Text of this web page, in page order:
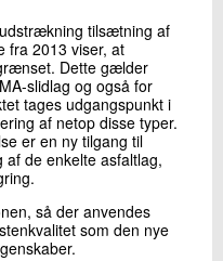
tilsætning af
fra 2013 viser, at
Dette gælder
slidlag og også for
tages udgangspunkt i
af netop disse typer.
er en ny tilgang til
de enkelte asfaltlag,
så der anvendes
som den nye